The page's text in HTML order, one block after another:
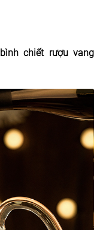
bình chiết rượu vang